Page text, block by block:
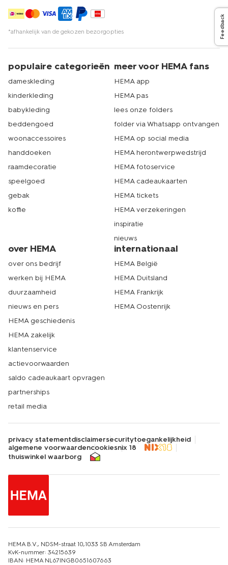
*afhankelijk van de gekozen bezorgopties
populaire categorieën
dameskleding
kinderkleding
babykleding
beddengoed
woonaccessoires
handdoeken
raamdecoratie
speelgoed
gebak
koffie
meer voor HEMA fans
HEMA app
HEMA pas
lees onze folders
folder via Whatsapp ontvangen
HEMA op social media
HEMA herontwerpwedstrijd
HEMA fotoservice
HEMA cadeaukaarten
HEMA tickets
HEMA verzekeringen
inspiratie
nieuws
over HEMA
over ons bedrijf
werken bij HEMA
duurzaamheid
nieuws en pers
HEMA geschiedenis
HEMA zakelijk
klantenservice
actievoorwaarden
saldo cadeaukaart opvragen
partnerships
retail media
internationaal
HEMA België
HEMA Duitsland
HEMA Frankrijk
HEMA Oostenrijk
privacy statementdisclaimersecuritytoegankelijkheid
algemene voorwaardencookiesnix 18
thuiswinkel waarborg
HEMA B.V., NDSM-straat 10,1033 SB Amsterdam
KvK-nummer: 34215639
IBAN: HEMA NL67INGB0651607663
Feedback